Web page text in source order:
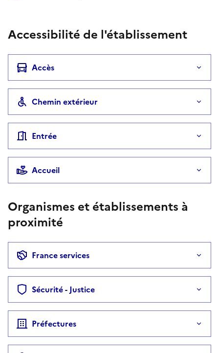
Accessibilité de l'établissement
Accès
Chemin extérieur
Entrée
Accueil
Organismes et établissements à
proximité
France services
Sécurité - Justice
Préfectures